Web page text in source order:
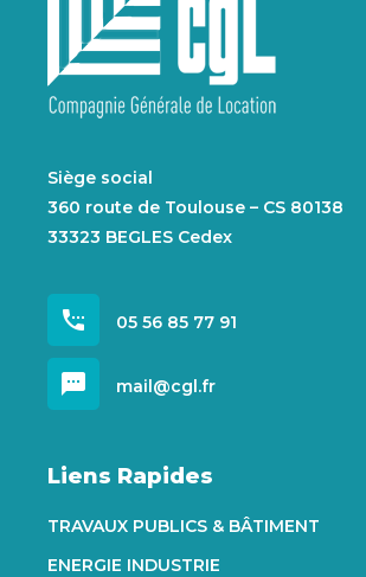
Siège social
360 route de Toulouse – CS 80138
33323 BEGLES Cedex
settings_phone 05 56 85 77 91
sms mail@cgl.fr
Liens Rapides
TRAVAUX PUBLICS & BÂTIMENT
ENERGIE INDUSTRIE